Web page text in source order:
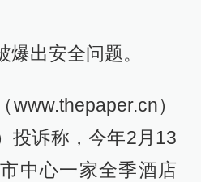
爆出安全问题。
www.thepaper.cn）
投诉称，今年2月13
中心一家全季酒店